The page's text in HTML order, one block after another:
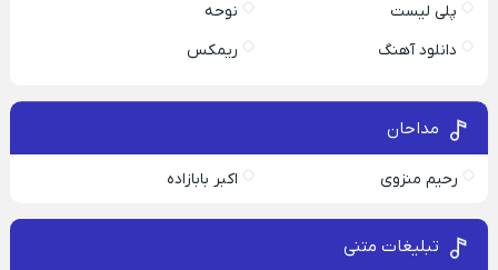
پلی لیست
نوحه
دانلود آهنگ
ریمکس
مداحان
رحیم منزوی اکبر بابازاده
تبلیغات متنی